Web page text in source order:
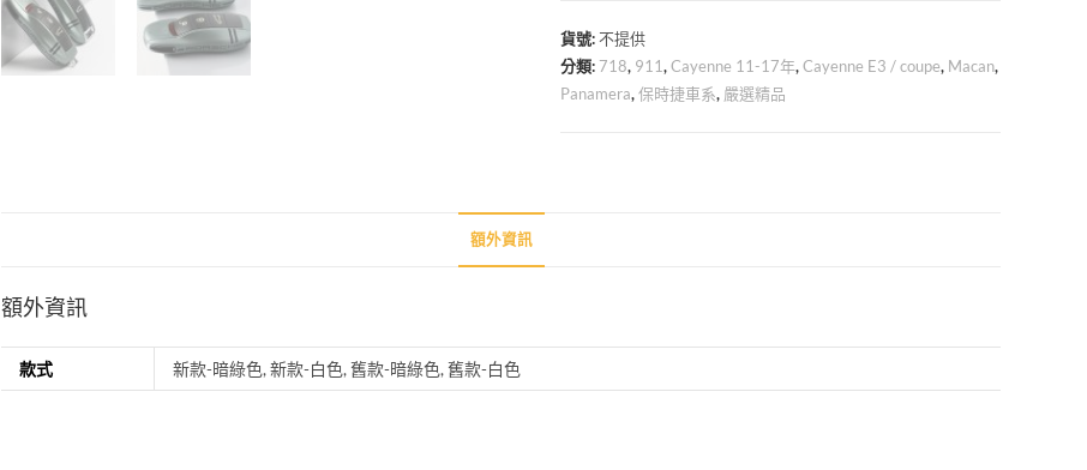
鑰
匙
殼
貨號:不提供
分類: 718, 911,Cayenne 11-17年,Cayenne E3 / coupe, Macan,
Panamera,保時捷車系, 嚴選精品
額外資訊
額外資訊
款式 新款-暗綠色, 新款-白色, 舊款-暗綠色, 舊款-白色